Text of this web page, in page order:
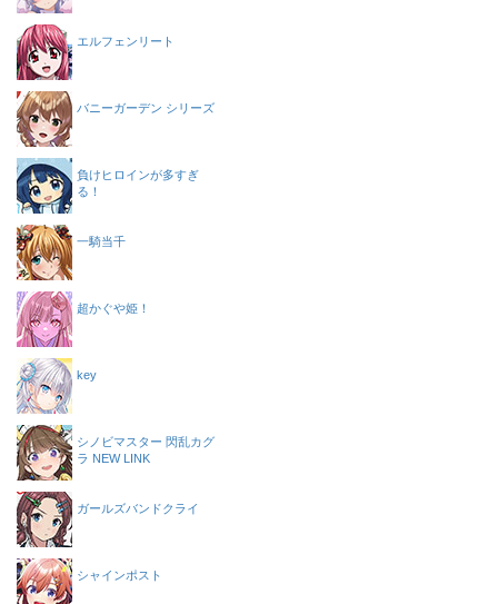
エルフェンリート
バニーガーデン シリーズ
負けヒロインが多すぎ
る！
一騎当千
超かぐや姫！
key
シノビマスター 閃乱カグ
ラ NEW LINK
ガールズバンドクライ
シャインポスト